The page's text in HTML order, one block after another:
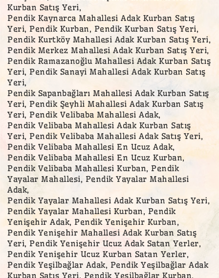
Kurban Satış Yeri,
Pendik Kaynarca Mahallesi Adak Kurban Satış
Yeri, Pendik Kurban, Pendik Kurban Satış Yeri,
Pendik Kurtköy Mahallesi Adak Kurban Satış Yeri,
Pendik Merkez Mahallesi Adak Kurban Satış Yeri,
Pendik Ramazanoğlu Mahallesi Adak Kurban Satış
Yeri, Pendik Sanayi Mahallesi Adak Kurban Satış
Yeri,
Pendik Sapanbağları Mahallesi Adak Kurban Satış
Yeri, Pendik Şeyhli Mahallesi Adak Kurban Satış
Yeri, Pendik Velibaba Mahallesi Adak,
Pendik Velibaba Mahallesi Adak Kurban Satış
Yeri, Pendik Velibaba Mahallesi Adak Satış Yeri,
Pendik Velibaba Mahallesi En Ucuz Adak,
Pendik Velibaba Mahallesi En Ucuz Kurban,
Pendik Velibaba Mahallesi Kurban, Pendik
Yayalar Mahallesi, Pendik Yayalar Mahallesi
Adak,
Pendik Yayalar Mahallesi Adak Kurban Satış Yeri,
Pendik Yayalar Mahallesi Kurban, Pendik
Yenişehir Adak, Pendik Yenişehir Kurban,
Pendik Yenişehir Mahallesi Adak Kurban Satış
Yeri, Pendik Yenişehir Ucuz Adak Satan Yerler,
Pendik Yenişehir Ucuz Kurban Satan Yerler,
Pendik Yeşilbağlar Adak, Pendik Yeşilbağlar Adak
Kurban Satış Yeri, Pendik Yeşilbağlar Kurban,